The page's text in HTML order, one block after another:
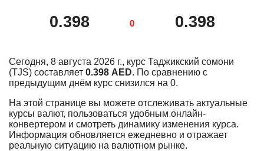
0.398 0 0.398
Сегодня, 8 августа 2026 г., курс Таджикский сомони
(TJS) составляет 0.398 AED. По сравнению с
предыдущим днём курс снизился на 0.
На этой странице вы можете отслеживать актуальные
курсы валют, пользоваться удобным онлайн-
конвертером и смотреть динамику изменения курса.
Информация обновляется ежедневно и отражает
реальную ситуацию на валютном рынке.